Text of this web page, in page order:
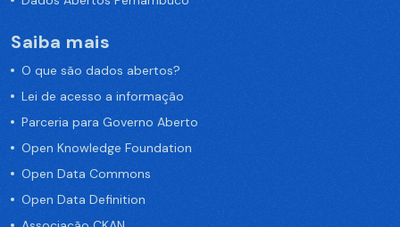
Saiba mais
O que são dados abertos?
Lei de acesso a informação
Parceria para Governo Aberto
Open Knowledge Foundation
Open Data Commons
Open Data Definition